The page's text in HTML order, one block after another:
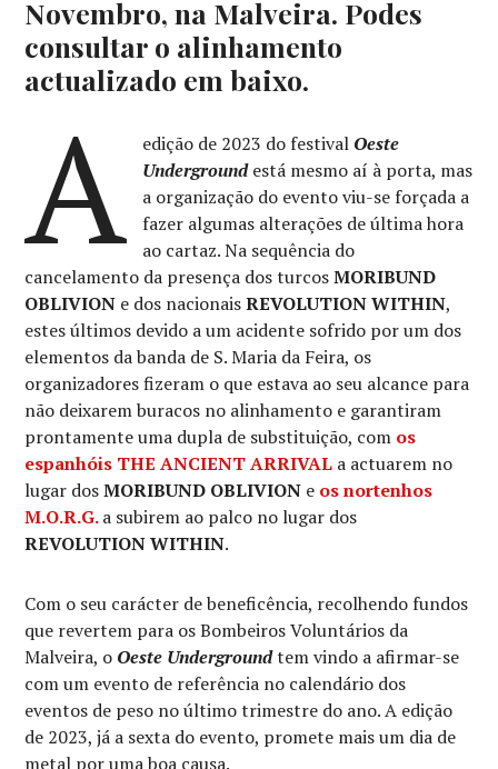
Novembro, na Malveira. Podes
consultar o alinhamento
actualizado em baixo.
A edição de 2023 do festival Oeste
Undergroundestá mesmo aí à porta, mas
a organização do evento viu-se forçada a
fazer algumas alterações de última hora
ao cartaz. Na sequência do
cancelamento da presença dos turcosMORIBUND
OBLIVION e dos nacionaisREVOLUTION WITHIN,
estes últimos devido a um acidente sofrido por um dos
elementos da banda de S. Maria da Feira, os
organizadores fizeram o que estava ao seu alcance para
não deixarem buracos no alinhamento e garantiram
prontamente uma dupla de substituição, com os
espanhóis THE ANCIENT ARRIVAL a actuarem no
lugar dosMORIBUND OBLIVION e os nortenhos
M.O.R.G. a subirem ao palco no lugar dos
REVOLUTION WITHIN.
Com o seu carácter de beneficência, recolhendo fundos
que revertem para os Bombeiros Voluntários da
Malveira, o Oeste Undergroundtem vindo a afirmar-se
com um evento de referência no calendário dos
eventos de peso no último trimestre do ano. A edição
de 2023, já a sexta do evento, promete mais um dia de
metal por uma boa causa.